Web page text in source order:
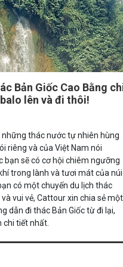
Bản Giốc Cao Bằng
lên và đi thôi!
thác nước tự nhiên hùng
riêng và của Việt Nam nói
bạn sẽ có cơ hội chiêm ngưỡng
trong lành và tươi mát của núi
có một chuyến du lịch thác
vui vẻ, Cattour xin chia sẻ một
dẫn đi thác Bản Giốc từ đi lại,
chi tiết nhất.